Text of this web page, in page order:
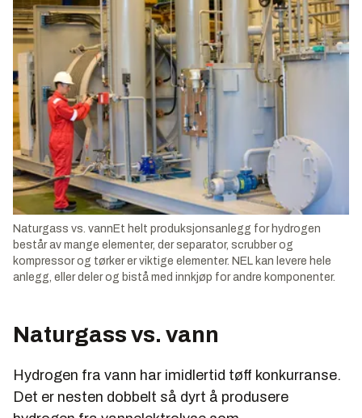
Naturgass vs. vannEt helt produksjonsanlegg for hydrogen
består av mange elementer, der separator, scrubber og
kompressor og tørker er viktige elementer. NEL kan levere hele
anlegg, eller deler og bistå med innkjøp for andre komponenter.
Naturgass vs. vann
Hydrogen fra vann har imidlertid tøff konkurranse.
Det er nesten dobbelt så dyrt å produsere